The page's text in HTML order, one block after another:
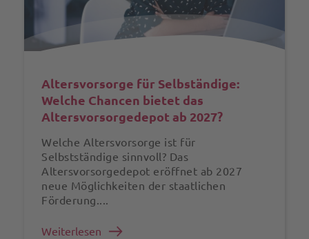
Altersvorsorge für Selbständige:
Welche Chancen bietet das
Altersvorsorgedepot ab 2027?
Welche Altersvorsorge ist für
Selbstständige sinnvoll? Das
Altersvorsorgedepot eröffnet ab 2027
neue Möglichkeiten der staatlichen
Förderung....
Weiterlesen